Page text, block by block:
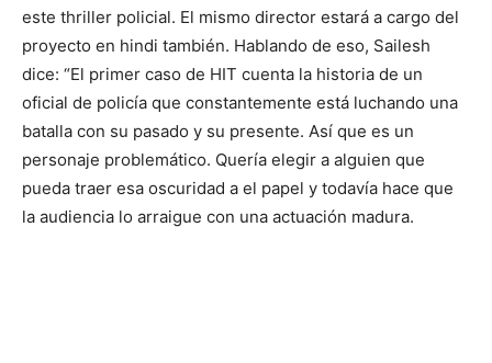
este thriller policial. El mismo director estará a cargo del
proyecto en hindi también. Hablando de eso, Sailesh
dice: “El primer caso de HIT cuenta la historia de un
oficial de policía que constantemente está luchando una
batalla con su pasado y su presente. Así que es un
personaje problemático. Quería elegir a alguien que
pueda traer esa oscuridad a el papel y todavía hace que
la audiencia lo arraigue con una actuación madura.